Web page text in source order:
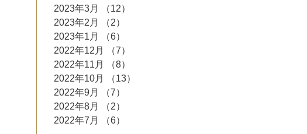
2023年3月
（12）
2023年2月
（2）
2023年1月
（6）
2022年12月
（7）
2022年11月
（8）
2022年10月
（13）
2022年9月
（7）
2022年8月
（2）
2022年7月
（6）